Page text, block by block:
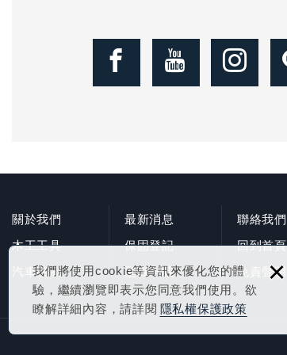
我們將使用cookie等資訊來優化您的體
驗，繼續瀏覽即表示您同意我們使用。欲
瞭解詳細內容，請詳閱 隱私權保護政策
×
關於我們
木工工具
汽車噴漆
最新消息
保固登記
型錄下載
聯絡我們
回到首頁
免責聲明